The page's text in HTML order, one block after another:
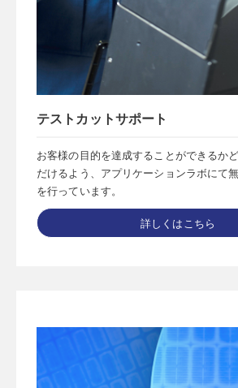
テストカットサポート
お客様の目的を達成することができるか
だけるよう、アプリケーションラボにて
を行っています。
詳しくはこちら